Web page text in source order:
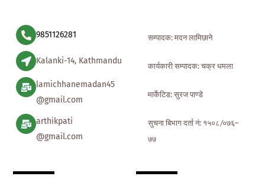
9851126281
Kalanki-14, Kathmandu
lamichhanemadan45
@gmail.com
arthikpati
@gmail.com
सम्पादक: मदन लामिछाने
कार्यकारी सम्पादक: चक्र धमला
मार्केटिड: सुरज पाण्डे
सुचना बिभाग दर्ता नं: १५०८ ∕०७६–
७७